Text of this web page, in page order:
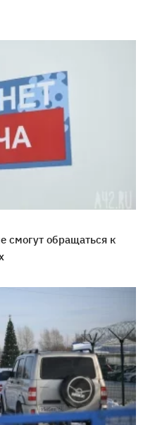
смогут обращаться к